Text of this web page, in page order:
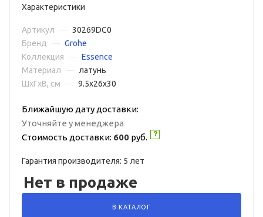
Характеристики
Артикул
30269DC0
Бренд
Grohe
Коллекция
Essence
Материал
латунь
ШxГxВ, см
9.5x26x30
Ближайшую дату доставки:
Уточняйте у менеджера
Стоимость доставки: 600 руб.
Гарантия производителя: 5 лет
Нет в продаже
В КАТАЛОГ